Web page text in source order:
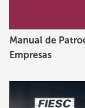
Manual de
Empresas